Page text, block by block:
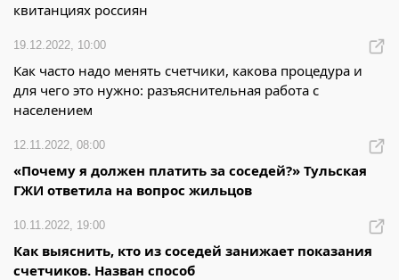
квитанциях россиян
19.12.2022, 10:00
Как часто надо менять счетчики, какова процедура и
для чего это нужно: разъяснительная работа с
населением
12.11.2022, 08:00
«Почему я должен платить за соседей?» Тульская
ГЖИ ответила на вопрос жильцов
10.11.2022, 19:00
Как выяснить, кто из соседей занижает показания
счетчиков. Назван способ